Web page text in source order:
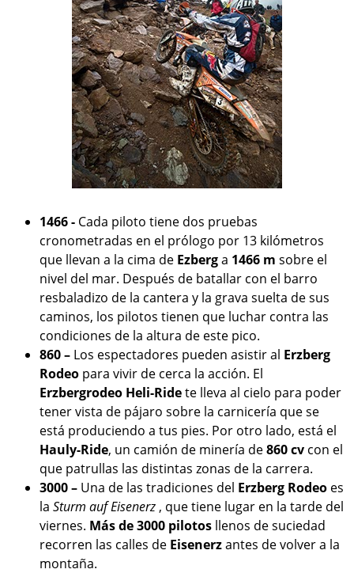
1466 - Cada piloto tiene dos pruebas
cronometradas en el prólogo por 13 kilómetros
que llevan a la cima de Ezberga 1466 m sobre el
nivel del mar. Después de batallar con el barro
resbaladizo de la cantera y la grava suelta de sus
caminos, los pilotos tienen que luchar contra las
condiciones de la altura de este pico.
860 – Los espectadores pueden asistir al Erzberg
Rodeo para vivir de cerca la acción. El
Erzbergrodeo Heli-Ridete lleva al cielo para poder
tener vista de pájaro sobre la carnicería que se
está produciendo a tus pies. Por otro lado, está el
Hauly-Ride, un camión de minería de860 cv con el
que patrullas las distintas zonas de la carrera.
3000 – Una de las tradiciones del Erzberg Rodeo es
la Sturm auf Eisenerz , que tiene lugar en la tarde del
viernes. Más de 3000 pilotos llenos de suciedad
recorren las calles de Eisenerzantes de volver a la
montaña.